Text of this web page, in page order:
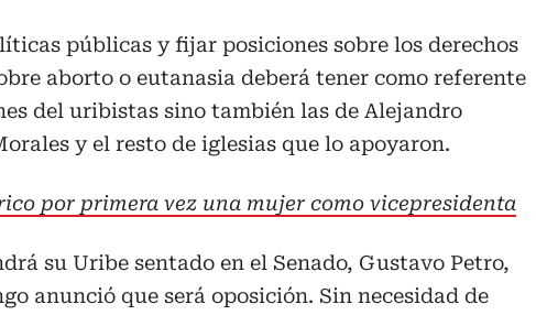
públicas y fijar posiciones sobre los derechos
aborto o eutanasia deberá tener como referente
del uribistas sino también las de Alejandro
y el resto de iglesias que lo apoyaron.
por primera vez una mujer como vicepresidenta
su Uribe sentado en el Senado, Gustavo Petro,
anunció que será oposición. Sin necesidad de